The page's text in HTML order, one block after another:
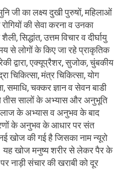
जी का लक्ष्य दुखी पुरुषों, महिलाओं
की सेवा करना व उनका
सिद्धांत, उत्तम विचार व दीर्घायु
से लोगों के किए जा रहे प्राकृतिक
द्वारा, एक्यूप्रैशर, सुजोक, चुंबकीय
चिकित्सा, मंत्र चिकित्सा, योग
समाधि, चक्कर ज्ञान व सेवन बाडी
तीस सालों के अभ्यास और अनुभूति
के अभ्यास व अनुभव के बाद
के अनुभव के आधार पर संत
खोज की गई है जिसका नाम न्यूरो
यह खोज मनुष्य शरीर से लेकर पैर के
नाड़ी संचार की खराबी को दूर